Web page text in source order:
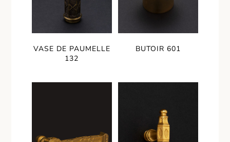
VASE DE PAUMELLE
132
BUTOIR 601